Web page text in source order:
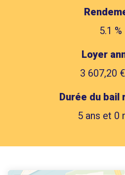
5.1 %
Loyer
3 607,20
Durée du bail
5 ans et 0